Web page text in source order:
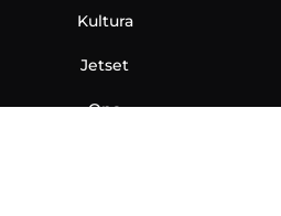
Kultura
Jetset
Ona